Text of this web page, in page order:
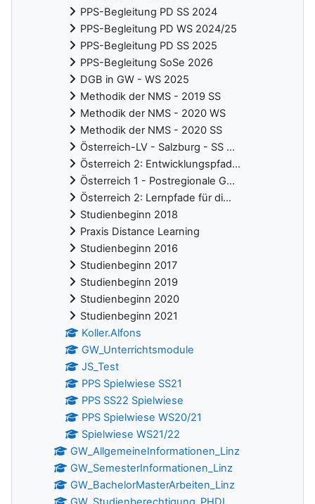
PPS-Begleitung PD SS 2024
PPS-Begleitung PD WS 2024/25
PPS-Begleitung PD SS 2025
PPS-Begleitung SoSe 2026
DGB in GW - WS 2025
Methodik der NMS - 2019 SS
Methodik der NMS - 2020 WS
Methodik der NMS - 2020 SS
Österreich-LV - Salzburg - SS ...
Österreich 2: Entwicklungspfad...
Österreich 1 - Postregionale G...
Österreich 2: Lernpfade für di...
Studienbeginn 2018
Praxis Distance Learning
Studienbeginn 2016
Studienbeginn 2017
Studienbeginn 2019
Studienbeginn 2020
Studienbeginn 2021
Koller.Alfons
GW_Unterrichtsmodule
JS_Test
PPS Spielwiese SS21
PPS SS22 Spielwiese
PPS Spielwiese WS20/21
Spielwiese WS21/22
GW_AllgemeineInformationen_Linz
GW_SemesterInformationen_Linz
GW_BachelorMasterArbeiten_Linz